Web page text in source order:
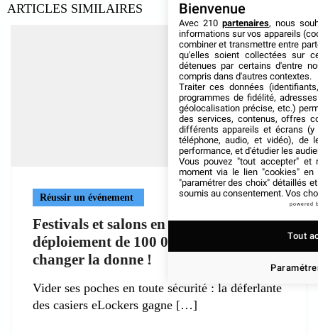
ARTICLES SIMILAIRES
Réussir un événement
Festivals et salons en Europe : le
déploiement de 100 000 eLockers va
changer la donne !
Vider ses poches en toute sécurité : la déferlante
des casiers eLockers gagne
Bienvenue
Avec 210 partenaires, nous
informations sur vos appareils
combiner et transmettre entre
qu'elles soient collectées sur
détenues par certains d'entre
compris dans d'autres contextes.
Traiter ces données
programmes de fidélité,
géolocalisation précise, etc.)
des services, contenus, offres
différents appareils et écrans (y
téléphone, audio, et vidéo), de
performance, et d'étudier les
Vous pouvez "tout accepter" et
moment via le lien "cookies" en
"paramétrer des choix" détaillés
soumis au consentement. Vos
powered
Tout